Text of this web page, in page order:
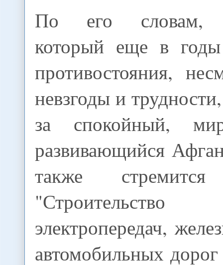
По его словам,
который еще в годы
противостояния,
невзгоды и
за спокойный,
развивающийся
также
электропередач,
автомобильных